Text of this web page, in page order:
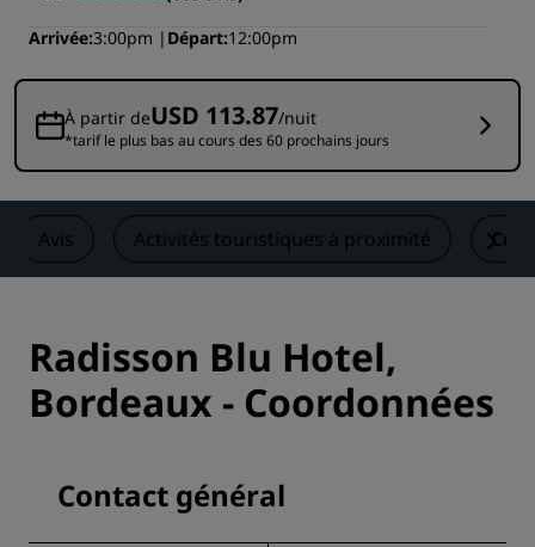
Arrivée 3:00pm Départ 12:00pm
À partir deUSD 113.87/nuit
*tarif le plus bas au cours des 60 prochains jours
Avis Activités touristiques à proximité
Radisson Blu Hotel,
Bordeaux - Coordonnées
Contact général